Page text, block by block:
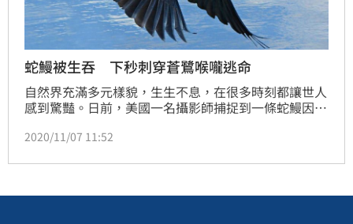
蛇鰻被生吞 下秒刺穿蒼鷺喉嚨逃命
自然界充滿多元樣貌，生生不息，在很多時刻都讓世人
感到驚豔。日前，美國一名攝影師捕捉到一條蛇鰻因被
精采畫面曝光後，讓人讚嘆連連。
2020/11/07 11:52